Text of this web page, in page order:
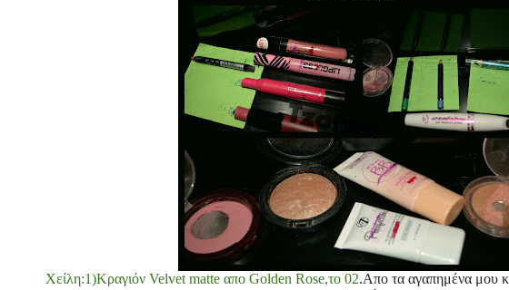
Χείλη:1)Κραγιόν Velvet matte απο Golden Rose,το 02.Απο τα αγαπημένα μου